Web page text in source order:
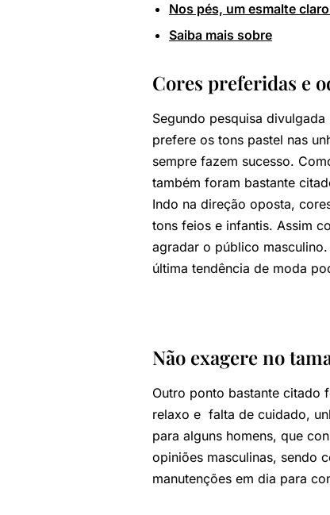
Nos pés, um esmalte
Saiba mais sobre
Cores preferidas e
Segundo pesquisa
prefere os tons pastel nas
sempre fazem sucesso.
também foram bastante
Indo na direção oposta,
tons feios e infantis. Assim
agradar o público
última tendência de moda
Não exagere no
Outro ponto bastante citado
relaxo e falta de cuidado,
para alguns homens, que
opiniões masculinas, sendo
manutenções em dia para